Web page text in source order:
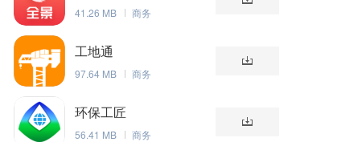
41.26 MB 商务
工地通
97.64 MB 商务
环保工匠
56.41 MB 商务